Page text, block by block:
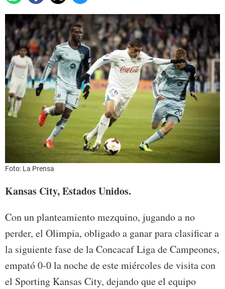
Foto: La Prensa
Kansas City, Estados Unidos.
Con un planteamiento mezquino, jugando a no
perder, el Olimpia, obligado a ganar para clasificar a
la siguiente fase de la Concacaf Liga de Campeones,
empató 0-0 la noche de este miércoles de visita con
el Sporting Kansas City, dejando que el equipo